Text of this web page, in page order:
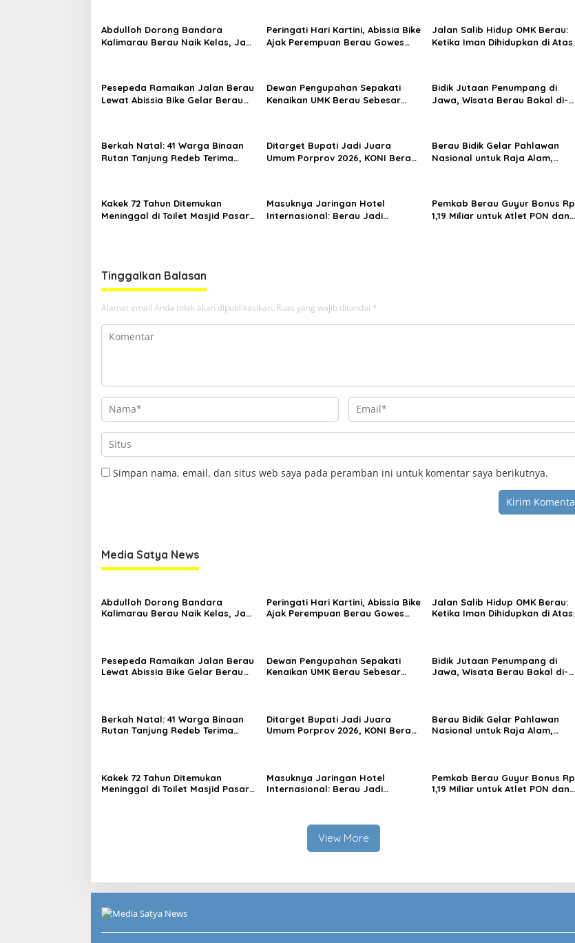
Abdulloh Dorong Bandara
Kalimarau Berau Naik Kelas, Jadi
Peringati Hari Kartini, Abissia Bike
Ajak Perempuan Berau Gowes
Jalan Salib Hidup OMK Berau:
Ketika Iman Dihidupkan di Atas
Pesepeda Ramaikan Jalan Berau
Lewat Abissia Bike Gelar Berau
Dewan Pengupahan Sepakati
Kenaikan UMK Berau Sebesar
Bidik Jutaan Penumpang di
Jawa, Wisata Berau Bakal di-
Berkah Natal: 41 Warga Binaan
Rutan Tanjung Redeb Terima
Ditarget Bupati Jadi Juara
Umum Porprov 2026, KONI Berau:
Berau Bidik Gelar Pahlawan
Nasional untuk Raja Alam,
Kakek 72 Tahun Ditemukan
Meninggal di Toilet Masjid Pasar
Masuknya Jaringan Hotel
Internasional: Berau Jadi
Pemkab Berau Guyur Bonus Rp
1,19 Miliar untuk Atlet PON dan
Tinggalkan Balasan
Alamat email Anda tidak akan dipublikasikan. Ruas yang wajib ditandai *
Simpan nama, email, dan situs web saya pada peramban ini untuk komentar saya berikutnya.
Media Satya News
Abdulloh Dorong Bandara
Kalimarau Berau Naik Kelas, Jadi
Peringati Hari Kartini, Abissia Bike
Ajak Perempuan Berau Gowes
Jalan Salib Hidup OMK Berau:
Ketika Iman Dihidupkan di Atas
Pesepeda Ramaikan Jalan Berau
Lewat Abissia Bike Gelar Berau
Dewan Pengupahan Sepakati
Kenaikan UMK Berau Sebesar
Bidik Jutaan Penumpang di
Jawa, Wisata Berau Bakal di-
Berkah Natal: 41 Warga Binaan
Rutan Tanjung Redeb Terima
Ditarget Bupati Jadi Juara
Umum Porprov 2026, KONI Berau:
Berau Bidik Gelar Pahlawan
Nasional untuk Raja Alam,
Kakek 72 Tahun Ditemukan
Meninggal di Toilet Masjid Pasar
Masuknya Jaringan Hotel
Internasional: Berau Jadi
Pemkab Berau Guyur Bonus Rp
1,19 Miliar untuk Atlet PON dan
View More